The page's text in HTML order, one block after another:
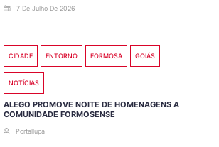
7 De Julho De 2026
CIDADE ENTORNO FORMOSA GOIÁS
NOTÍCIAS
ALEGO PROMOVE NOITE DE HOMENAGENS A
COMUNIDADE FORMOSENSE
Portallupa